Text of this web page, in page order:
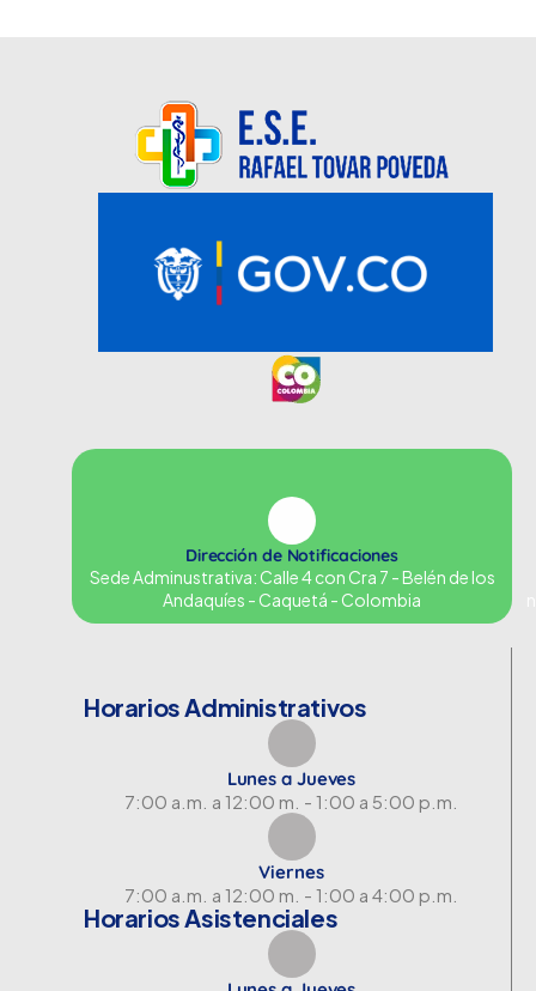
Dirección de Notificaciones
Sede Adminustrativa: Calle 4 con Cra 7 - Belén de los
Andaquíes - Caquetá - Colombia
Horarios Administrativos
Lunes a Jueves
7:00 a.m. a 12:00 m. - 1:00 a 5:00 p.m.
Viernes
7:00 a.m. a 12:00 m. - 1:00 a 4:00 p.m.
Horarios Asistenciales